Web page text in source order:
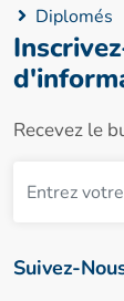
Diplomés
Recevez le
Suivez-